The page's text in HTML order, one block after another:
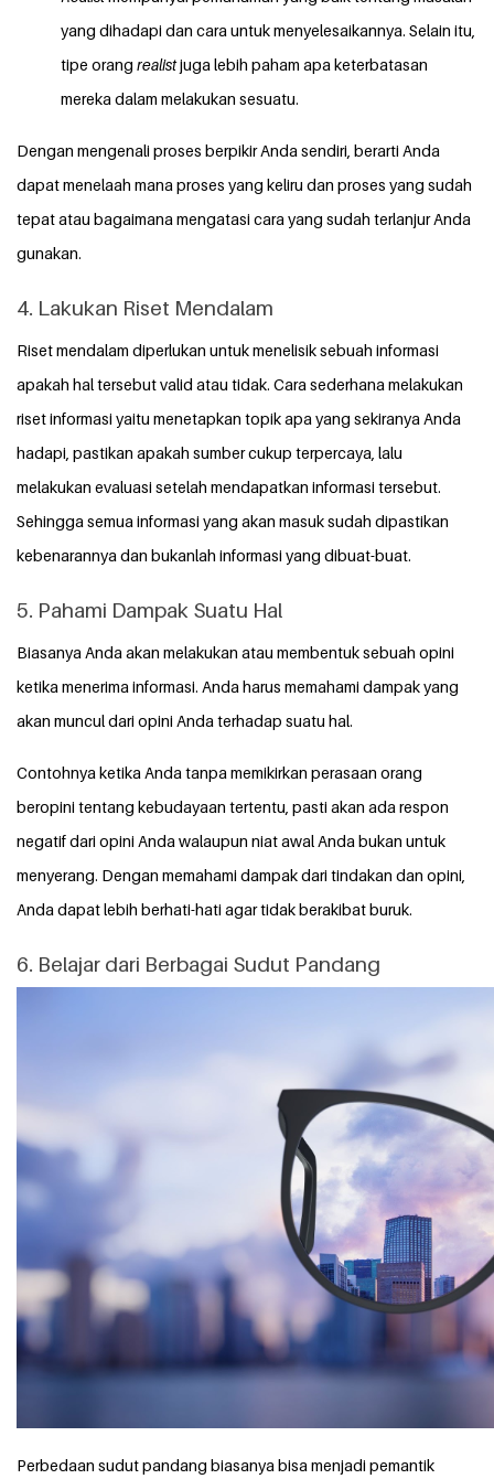
yang dihadapi dan cara untuk menyelesaikannya. Selain itu,
tipe orang realistjuga lebih paham apa keterbatasan
mereka dalam melakukan sesuatu.
Dengan mengenali proses berpikir Anda sendiri, berarti Anda
dapat menelaah mana proses yang keliru dan proses yang sudah
tepat atau bagaimana mengatasi cara yang sudah terlanjur Anda
gunakan.
4. Lakukan Riset Mendalam
Riset mendalam diperlukan untuk menelisik sebuah informasi
apakah hal tersebut valid atau tidak. Cara sederhana melakukan
riset informasi yaitu menetapkan topik apa yang sekiranya Anda
hadapi, pastikan apakah sumber cukup terpercaya, lalu
melakukan evaluasi setelah mendapatkan informasi tersebut.
Sehingga semua informasi yang akan masuk sudah dipastikan
kebenarannya dan bukanlah informasi yang dibuat-buat.
5. Pahami Dampak Suatu Hal
Biasanya Anda akan melakukan atau membentuk sebuah opini
ketika menerima informasi. Anda harus memahami dampak yang
akan muncul dari opini Anda terhadap suatu hal.
Contohnya ketika Anda tanpa memikirkan perasaan orang
beropini tentang kebudayaan tertentu, pasti akan ada respon
negatif dari opini Anda walaupun niat awal Anda bukan untuk
menyerang. Dengan memahami dampak dari tindakan dan opini,
Anda dapat lebih berhati-hati agar tidak berakibat buruk.
6. Belajar dari Berbagai Sudut Pandang
Perbedaan sudut pandang biasanya bisa menjadi pemantik